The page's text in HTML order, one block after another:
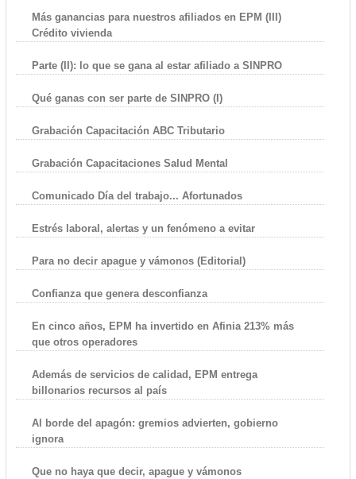
Más ganancias para nuestros afiliados en EPM (III)
Crédito vivienda
Parte (II): lo que se gana al estar afiliado a SINPRO
Qué ganas con ser parte de SINPRO (I)
Grabación Capacitación ABC Tributario
Grabación Capacitaciones Salud Mental
Comunicado Día del trabajo... Afortunados
Estrés laboral, alertas y un fenómeno a evitar
Para no decir apague y vámonos (Editorial)
Confianza que genera desconfianza
En cinco años, EPM ha invertido en Afinia 213% más
que otros operadores
Además de servicios de calidad, EPM entrega
billonarios recursos al país
Al borde del apagón: gremios advierten, gobierno
ignora
Que no haya que decir, apague y vámonos